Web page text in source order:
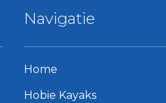
Navigatie
Home
Hobie Kayaks